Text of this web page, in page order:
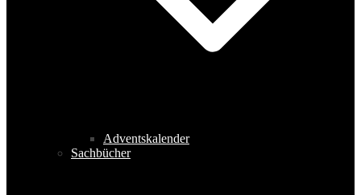
Adventskalender
Sachbücher